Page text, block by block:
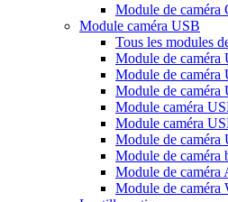
Module de caméra
Module caméra USB
Tous les modules
Module de
Module de caméra
Module de caméra
Module caméra
Module caméra
Module de
Module de caméra
Module de caméra
Module de caméra